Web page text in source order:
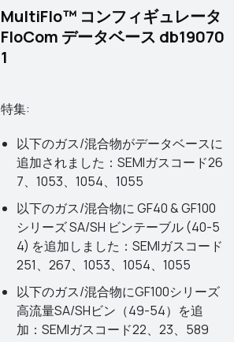
MultiFlo™ コンフィギュレータ
FloCom データベース db19070
1
特集:
以下のガス/混合物がデータベースに
追加されました：SEMIガスコード26
7、1053、1054、1055
以下のガス/混合物に GF40 & GF100
シリーズ SA/SH ビンテーブル (40-5
4) を追加しました：SEMIガスコード
251、267、1053、1054、1055
以下のガス/混合物にGF100シリーズ
高流量SA/SHビン（49-54）を追
加：SEMIガスコード22、23、589